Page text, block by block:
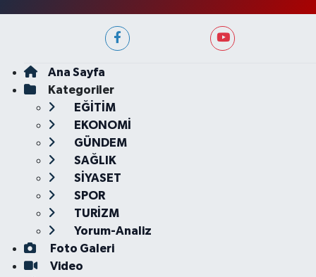
Ana Sayfa
Kategoriler
EĞİTİM
EKONOMİ
GÜNDEM
SAĞLIK
SİYASET
SPOR
TURİZM
Yorum-Analiz
Foto Galeri
Video